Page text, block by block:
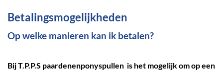
Betalingsmogelijkheden
Op welke manieren kan ik betalen?
Bij T.P.P.S paardenenponyspullen is het mogelijk om op een